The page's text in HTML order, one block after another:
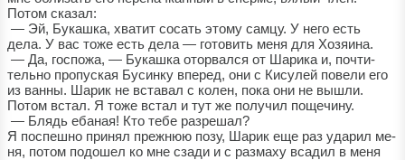
Потом сказал:
— Эй, Букашка, хватит сосать этому самцу. У него есть
дела. У вас тоже есть дела — готовить меня для Хозяина.
— Да, госпожа, — Букашка оторвался от Шарика и, почти-
тельно пропуская Бусинку вперед, они с Кисулей повели его
из ванны. Шарик не вставал с колен, пока они не вышли.
Потом встал. Я тоже встал и тут же получил пощечину.
— Блядь ебаная! Кто тебе разрешал?
Я поспешно принял прежнюю позу, Шарик еще раз ударил ме-
ня, потом подошел ко мне сзади и с размаху всадил в меня